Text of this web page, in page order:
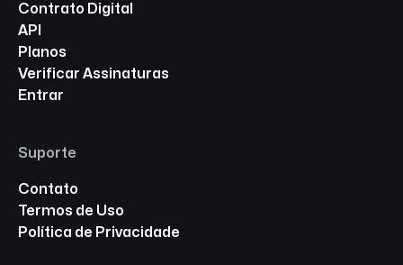
Contrato Digital
API
Planos
Verificar Assinaturas
Entrar
Suporte
Contato
Termos de Uso
Política de Privacidade